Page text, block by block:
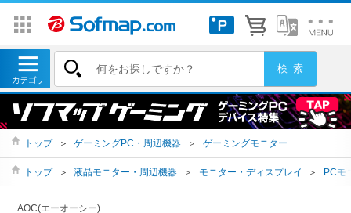
トップ ＞ ゲーミングPC・周辺機器 ＞ ゲーミングモニター
トップ ＞ 液晶モニター・周辺機器 ＞ モニター・ディスプレイ ＞ PCモ
AOC(エーオーシー)